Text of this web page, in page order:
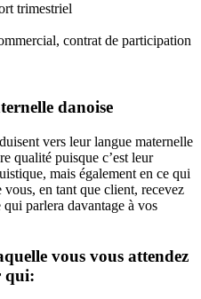
trimestriel
contrat de participation
danoise
vers leur langue maternelle
qualité puisque c’est leur
mais également en ce qui
en tant que client, recevez
parlera davantage à vos
vous vous attendez
qui: